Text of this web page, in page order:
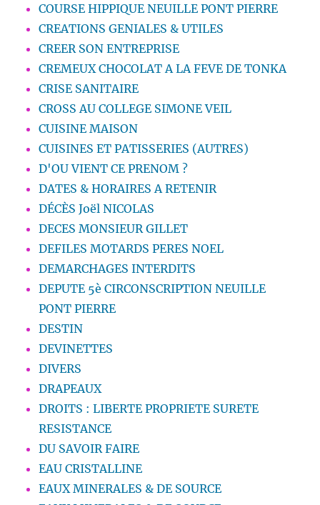
COURSE HIPPIQUE NEUILLE PONT PIERRE
CREATIONS GENIALES & UTILES
CREER SON ENTREPRISE
CREMEUX CHOCOLAT A LA FEVE DE TONKA
CRISE SANITAIRE
CROSS AU COLLEGE SIMONE VEIL
CUISINE MAISON
CUISINES ET PATISSERIES (AUTRES)
D'OU VIENT CE PRENOM ?
DATES & HORAIRES A RETENIR
DÉCÈS Joël NICOLAS
DECES MONSIEUR GILLET
DEFILES MOTARDS PERES NOEL
DEMARCHAGES INTERDITS
DEPUTE 5è CIRCONSCRIPTION NEUILLE
PONT PIERRE
DESTIN
DEVINETTES
DIVERS
DRAPEAUX
DROITS : LIBERTE PROPRIETE SURETE
RESISTANCE
DU SAVOIR FAIRE
EAU CRISTALLINE
EAUX MINERALES & DE SOURCE